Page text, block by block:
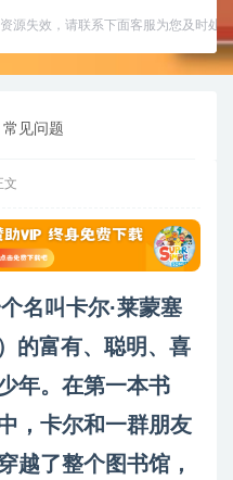
源失效，请联系下面客服为您及时处理
常见问题
文
名叫卡尔·莱蒙塞
的富有、聪明、喜
年。在第一本书
，卡尔和一群朋友
越了整个图书馆，